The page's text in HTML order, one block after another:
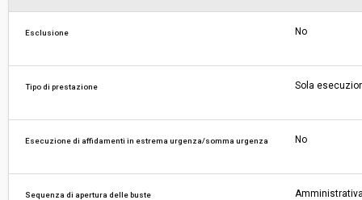
Esclusione No
Tipo di prestazione Sola
Esecuzione di affidamenti in estrema urgenza/somma urgenza No
Sequenza di apertura delle buste